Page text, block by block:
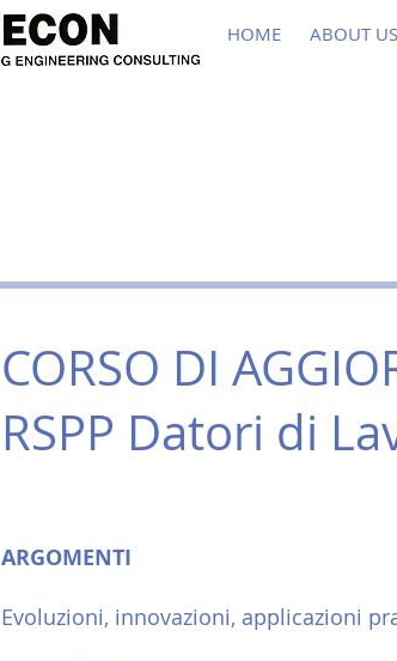
HOME ABOUT US
CORSO DI
RSPP Datori di
ARGOMENTI
Evoluzioni, innovazioni, applicazioni